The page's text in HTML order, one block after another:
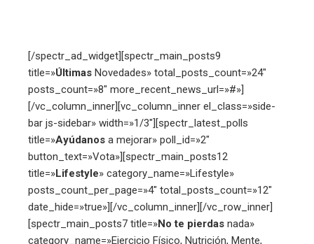
[/spectr_ad_widget][spectr_main_posts9
title=»Últimas Novedades» total_posts_count=»24″
posts_count=»8″ more_recent_news_url=»#»]
[/vc_column_inner][vc_column_inner el_class=»side-
bar js-sidebar» width=»1/3″][spectr_latest_polls
title=»Ayúdanos a mejorar» poll_id=»2″
button_text=»Vota»][spectr_main_posts12
title=»Lifestyle» category_name=»Lifestyle»
posts_count_per_page=»4″ total_posts_count=»12″
date_hide=»true»][/vc_column_inner][/vc_row_inner]
[spectr_main_posts7 title=»No te pierdas nada»
category_name=»Ejercicio Físico, Nutrición, Mente,